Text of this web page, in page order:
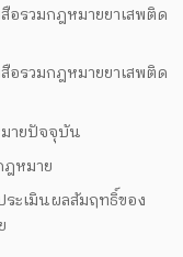
อรวมกฎหมายยาเสพติด
อรวมกฎหมายยาเสพติด
ายปัจจุบัน
ฎหมาย
ระเมินผลสัมฤทธิ์ของ